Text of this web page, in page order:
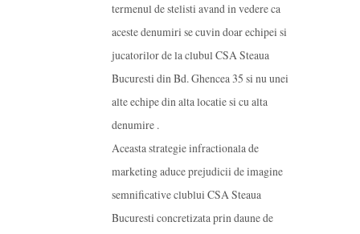
termenul de stelisti avand in vedere ca
aceste denumiri se cuvin doar echipei si
jucatorilor de la clubul CSA Steaua
Bucuresti din Bd. Ghencea 35 si nu unei
alte echipe din alta locatie si cu alta
denumire .
Aceasta strategie infractionala de
marketing aduce prejudicii de imagine
semnificative clublui CSA Steaua
Bucuresti concretizata prin daune de